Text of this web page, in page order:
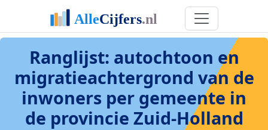
Ranglijst: autochtoon en
migratieachtergrond van de
inwoners per gemeente in
de provincie Zuid-Holland